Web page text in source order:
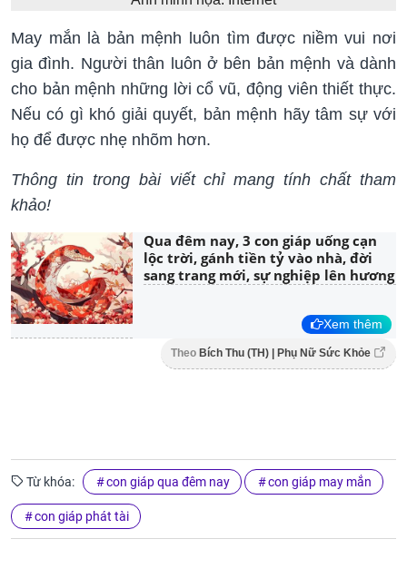
May mắn là bản mệnh luôn tìm được niềm vui nơi
gia đình. Người thân luôn ở bên bản mệnh và dành
cho bản mệnh những lời cổ vũ, động viên thiết thực.
Nếu có gì khó giải quyết, bản mệnh hãy tâm sự với
họ để được nhẹ nhõm hơn.
Thông tin trong bài viết chỉ mang tính chất tham
khảo!
Qua đêm nay, 3 con giáp uống cạn
lộc trời, gánh tiền tỷ vào nhà, đời
sang trang mới, sự nghiệp lên hương
Xem thêm
Theo Bích Thu (TH) | Phụ Nữ Sức Khỏe
Từ khóa: con giáp qua đêm nay con giáp may mắn
con giáp phát tài